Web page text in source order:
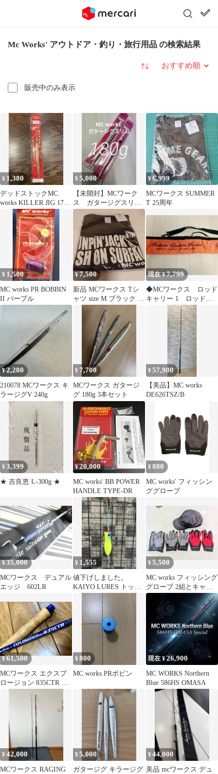
Mc Works' アウトドア・釣り・旅行用品 の検索結果
販売中のみ表示
並び替え
¥ 1,380
デッドストックMC
works KILLER JIG 170g
アカキン
¥5,000
【未開封】MCワーク
ス ガタージグスリ
ム 180g
¥6,999
MCワークス SUMMER
T 25周年
¥ 1,500
MC works PR BOBBIN
II パープル
¥7,500
新品 MCワークス Tシ
ャツ size M ブラック ボ
ルテックス素材
現在 ¥7,799
◆MCワークス ロッド
キャリー 1 ロッドケ
ース 日本製 サンセ
ットオレンジ◆
¥2,280
210078 MCワークス キ
ラージグV 240g
¥ 7,700
MCワークス ガタージ
グ 180g 3本セット
¥57,900
【美品】MC works
DE626TSZ/B
¥3,399
★ 吉良恵 L-300g ★
¥20,000
MC works' BB POWER
HANDLE TYPE-DR
¥880
MC works' フィッシン
ググローブ
¥35,000
MCワークス デュアル
エッジ 602LR
¥ 1,555
値下げしました。
KAIYO LURES トップ
¥5,500
MC works フィッシング
グローブ 2組とキャッ
プセット オマケ付き
¥61,500
MCワークス エクスプ
ロージョン 835CTR コ
¥800
MC works PRボビン
現在 ¥26,900
MC WORKS Northern
Blue 586HS OMASA
¥42,000
MCワークス RAGING
¥5,000
ガタージグ キラージグ
¥44,000
美品 mcワークス デュ